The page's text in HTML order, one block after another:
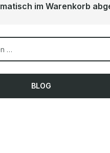
im Warenkorb
BLOG